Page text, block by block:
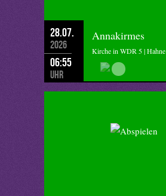
28.07.
2026
06:55
Uhr
Annakirmes
Kirche in WDR 5 | Hahne